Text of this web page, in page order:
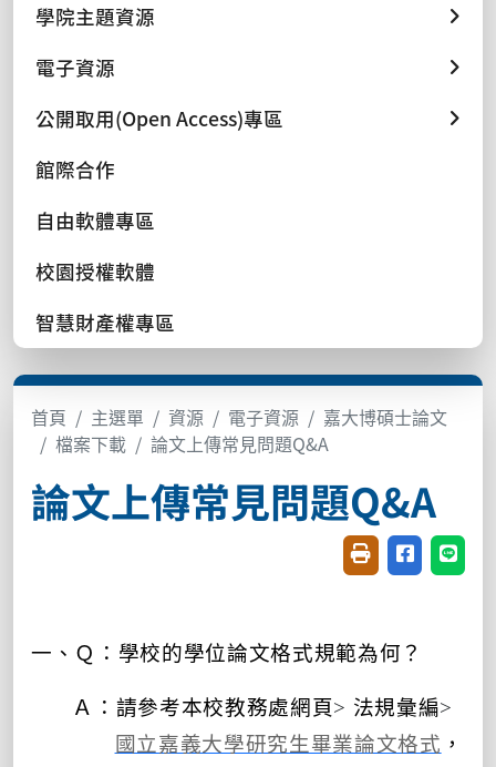
學院主題資源
電子資源
公開取用(Open Access)專區
館際合作
自由軟體專區
校園授權軟體
智慧財產權專區
首頁 主選單 資源 電子資源
嘉大博碩士論文
檔案下載
論文上傳常見問題Q&A
論文上傳常見問題Q&A
友善列印(開新視
分享至臉書
分享
一、Ｑ：學校的學位論文格式規範為何？
Ａ：請參考本校教務處網頁> 法規彙編>
國立嘉義大學研究生畢業論文格式 ，